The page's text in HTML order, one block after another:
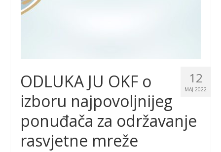
12
MAJ 2022
ODLUKA JU OKF o
izboru najpovoljnijeg
ponuđača za održavanje
rasvjetne mreže